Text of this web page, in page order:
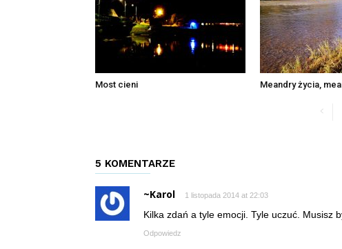
Most cieni Meandry życia,
5 KOMENTARZE
~Karol 1 listopada 2014 at 22:03
Kilka zdań a tyle emocji. Tyle uczuć. Musisz
Odpowiedz